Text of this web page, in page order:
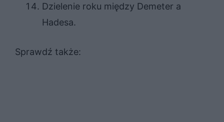
Dzielenie roku między Demeter a
Hadesa.
Sprawdź także: